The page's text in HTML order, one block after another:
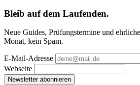
Bleib auf dem Laufenden.
Neue Guides, Prüfungstermine und
Monat, kein Spam.
E-Mail-Adresse
Webseite
Newsletter abonnieren